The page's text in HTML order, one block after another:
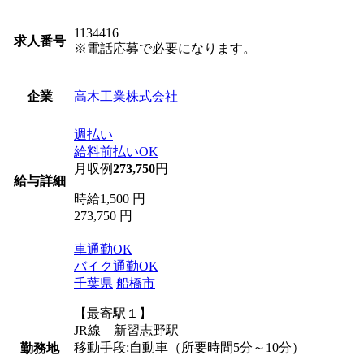
求人番号
1134416
※電話応募で必要になります。
企業 高木工業株式会社
給与詳細
週払い
給料前払いOK
月収例273,750円
時給1,500 円
273,750 円
勤務地
車通勤OK
バイク通勤OK
千葉県 船橋市
【最寄駅１】
JR線 新習志野駅
移動手段:自動車（所要時間5分～10分）